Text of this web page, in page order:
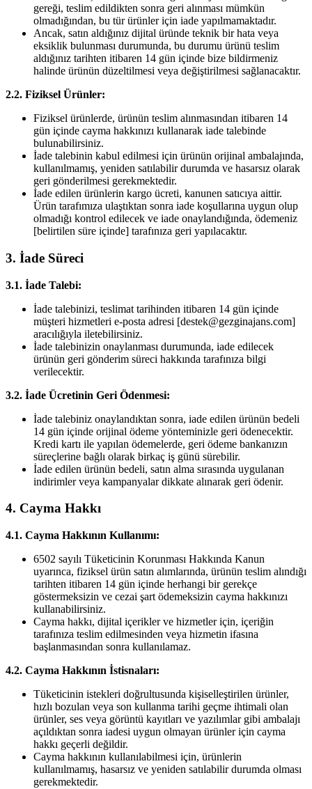
gereği, teslim edildikten sonra geri alınması mümkün
olmadığından, bu tür ürünler için iade yapılmamaktadır.
Ancak, satın aldığınız dijital üründe teknik bir hata veya
eksiklik bulunması durumunda, bu durumu ürünü teslim
aldığınız tarihten itibaren 14 gün içinde bize bildirmeniz
halinde ürünün düzeltilmesi veya değiştirilmesi sağlanacaktır.
2.2. Fiziksel Ürünler:
Fiziksel ürünlerde, ürünün teslim alınmasından itibaren 14
gün içinde cayma hakkınızı kullanarak iade talebinde
bulunabilirsiniz.
İade talebinin kabul edilmesi için ürünün orijinal ambalajında,
kullanılmamış, yeniden satılabilir durumda ve hasarsız olarak
geri gönderilmesi gerekmektedir.
İade edilen ürünlerin kargo ücreti, kanunen satıcıya aittir.
Ürün tarafımıza ulaştıktan sonra iade koşullarına uygun olup
olmadığı kontrol edilecek ve iade onaylandığında, ödemeniz
[belirtilen süre içinde] tarafınıza geri yapılacaktır.
3. İade Süreci
3.1. İade Talebi:
İade talebinizi, teslimat tarihinden itibaren 14 gün içinde
müşteri hizmetleri e-posta adresi [destek@gezginajans.com]
aracılığıyla iletebilirsiniz.
İade talebinizin onaylanması durumunda, iade edilecek
ürünün geri gönderim süreci hakkında tarafınıza bilgi
verilecektir.
3.2. İade Ücretinin Geri Ödenmesi:
İade talebiniz onaylandıktan sonra, iade edilen ürünün bedeli
14 gün içinde orijinal ödeme yönteminizle geri ödenecektir.
Kredi kartı ile yapılan ödemelerde, geri ödeme bankanızın
süreçlerine bağlı olarak birkaç iş günü sürebilir.
İade edilen ürünün bedeli, satın alma sırasında uygulanan
indirimler veya kampanyalar dikkate alınarak geri ödenir.
4. Cayma Hakkı
4.1. Cayma Hakkının Kullanımı:
6502 sayılı Tüketicinin Korunması Hakkında Kanun
uyarınca, fiziksel ürün satın alımlarında, ürünün teslim alındığı
tarihten itibaren 14 gün içinde herhangi bir gerekçe
göstermeksizin ve cezai şart ödemeksizin cayma hakkınızı
kullanabilirsiniz.
Cayma hakkı, dijital içerikler ve hizmetler için, içeriğin
tarafınıza teslim edilmesinden veya hizmetin ifasına
başlanmasından sonra kullanılamaz.
4.2. Cayma Hakkının İstisnaları:
Tüketicinin istekleri doğrultusunda kişiselleştirilen ürünler,
hızlı bozulan veya son kullanma tarihi geçme ihtimali olan
ürünler, ses veya görüntü kayıtları ve yazılımlar gibi ambalajı
açıldıktan sonra iadesi uygun olmayan ürünler için cayma
hakkı geçerli değildir.
Cayma hakkının kullanılabilmesi için, ürünlerin
kullanılmamış, hasarsız ve yeniden satılabilir durumda olması
gerekmektedir.